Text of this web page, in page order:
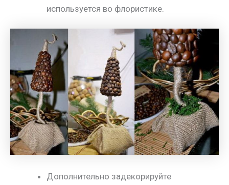
используется во флористике.
Дополнительно задекорируйте